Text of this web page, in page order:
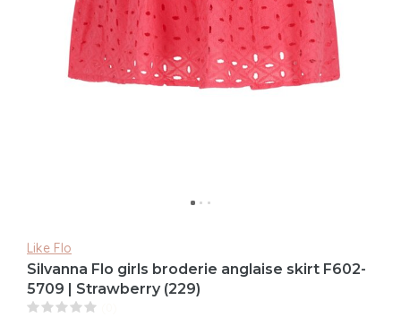
Like Flo
Silvanna Flo girls broderie anglaise skirt F602-
5709 | Strawberry (229)